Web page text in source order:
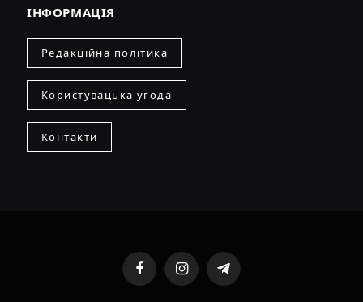
ІНФОРМАЦІЯ
Редакційна політика
Користувацька угода
Контакти
FacebookInstagramTelegram